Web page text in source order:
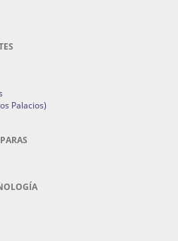
Palacios)